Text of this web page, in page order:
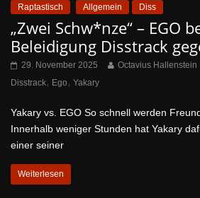
Raptastisch Allgemein Diss
„Zwei Schw*nze“ – EGO
Beleidigung Disstrack
29. November 2025 Octavius Hallenstein
Disstrack, Ego, Yakary
Yakary vs. EGO So schnell werden
Innerhalb weniger Stunden hat Yakary
einer seiner
Weiterlesen